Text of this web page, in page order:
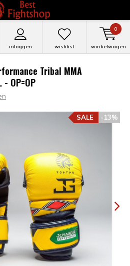
inloggen wishlist winkelwagen
0
Tribal MMA
OP=OP
-13%
SALE